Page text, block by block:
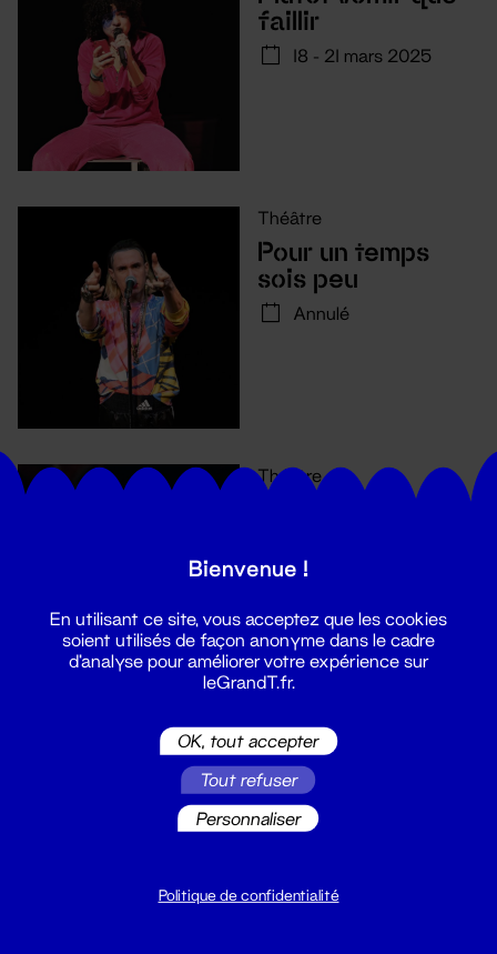
faillir
18 - 21 mars 2025
Théâtre
Pour un temps
sois peu
Annulé
Théâtre
Comment avouer
on ne sait pas le
mot pour le dire ?
19 - 22 nov. 2024
Suivez toutes les actualités du
Bienvenue !
En utilisant ce site, vous acceptez que les cookies
soient utilisés de façon anonyme dans le cadre
d'analyse pour améliorer votre expérience sur
leGrandT.fr.
OK, tout accepter
Tout refuser
Personnaliser
Politique de confidentialité